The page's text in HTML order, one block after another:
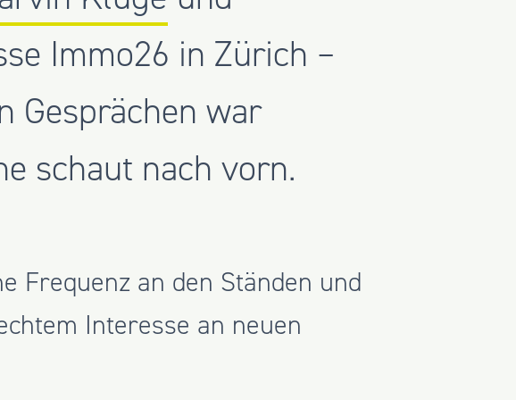
Immo26 in Zürich –
Gesprächen war
schaut nach vorn.
Frequenz an den Ständen und
Interesse an neuen